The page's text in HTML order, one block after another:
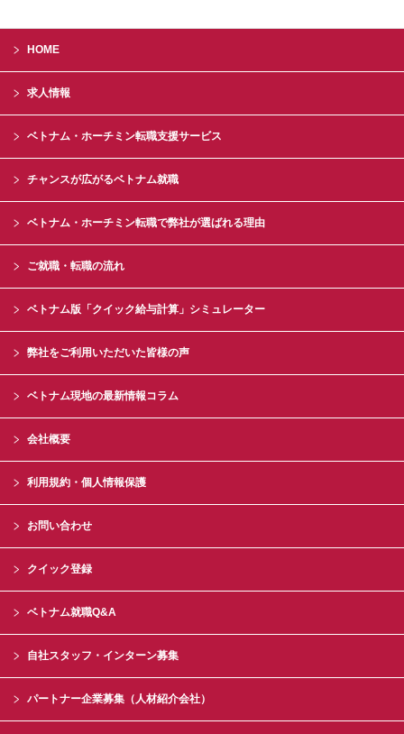
HOME
求人情報
ベトナム・ホーチミン転職支援サービス
チャンスが広がるベトナム就職
ベトナム・ホーチミン転職で弊社が選ばれる理由
ご就職・転職の流れ
ベトナム版「クイック給与計算」シミュレーター
弊社をご利用いただいた皆様の声
ベトナム現地の最新情報コラム
会社概要
利用規約・個人情報保護
お問い合わせ
クイック登録
ベトナム就職Q&A
自社スタッフ・インターン募集
パートナー企業募集（人材紹介会社）